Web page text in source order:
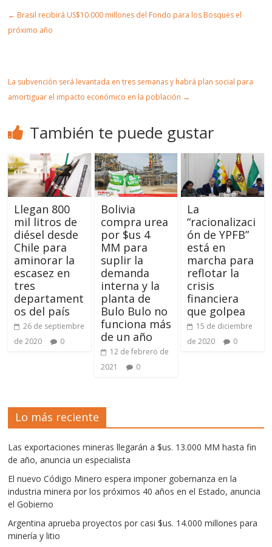
ulo
← Brasil recibirá US$10.000 millones del Fondo para los Bosques el
próximo año
La subvención será levantada en tres semanas y habrá plan social para
amortiguar el impacto económico en la población →
También te puede gustar
Llegan 800
mil litros de
diésel desde
Chile para
aminorar la
escasez en
tres
departament
os del país
26 de septiembre
de 2020
0
Bolivia
compra urea
por $us 4
MM para
suplir la
demanda
interna y la
planta de
Bulo Bulo no
funciona más
de un año
12 de febrero de
2021
0
La
“racionalizaci
ón de YPFB”
está en
marcha para
reflotar la
crisis
financiera
que golpea
15 de diciembre
de 2020
0
Lo más reciente
Las exportaciones mineras llegarán a $us. 13.000 MM hasta fin
de año, anuncia un especialista
El nuevo Código Minero espera imponer gobernanza en la
industria minera por los próximos 40 años en el Estado, anuncia
el Gobierno
Argentina aprueba proyectos por casi $us. 14.000 millones para
minería y litio